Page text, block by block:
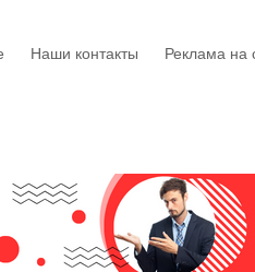
Наши контакты Реклама на